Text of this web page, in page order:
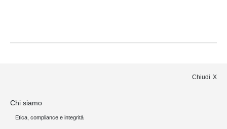
Chiudi
Chi siamo
Etica, compliance e integrità